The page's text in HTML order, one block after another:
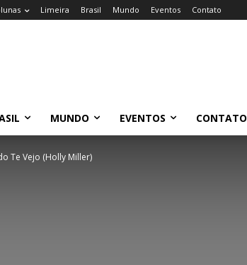
Limeira Brasil Mundo Eventos Contato
MUNDO EVENTOS CONTATO
Te Vejo (Holly Miller)